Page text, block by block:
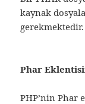
kaynak
gerekmektedir.
Phar
PHP’nin